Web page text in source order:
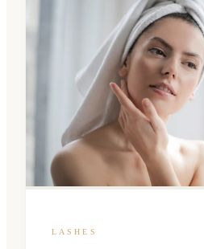
LASHES